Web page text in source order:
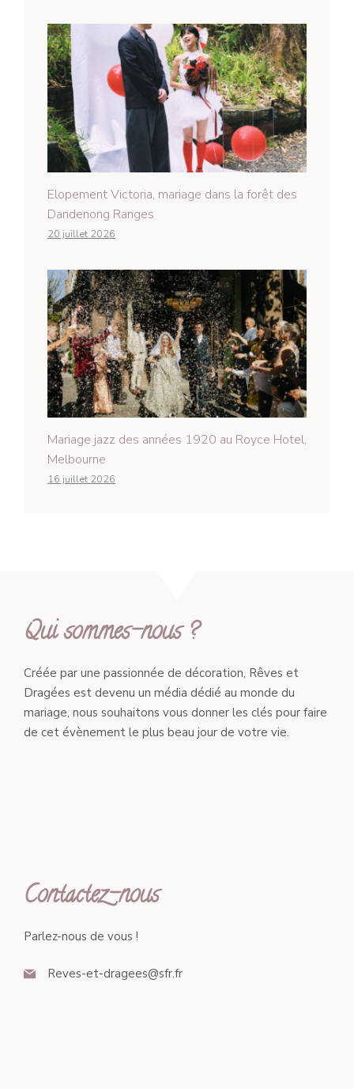
Elopement Victoria, mariage dans la forêt des
Dandenong Ranges
20 juillet 2026
Mariage jazz des années 1920 au Royce Hotel,
Melbourne
16 juillet 2026
Qui sommes-nous ?
Créée par une passionnée de décoration, Rêves et
Dragées est devenu un média dédié au monde du
mariage, nous souhaitons vous donner les clés pour faire
de cet évènement le plus beau jour de votre vie.
Contactez-nous
Parlez-nous de vous !
Reves-et-dragees@sfr.fr